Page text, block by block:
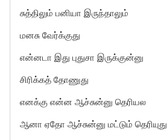
சுத்திலும் பனியா இருந்தாலும்
மனசு வேர்க்குது
என்னடா இது புதுசா இருக்குன்னு
சிரிக்கத் தோணுது
எனக்கு என்ன ஆச்சுன்னு தெரியல
ஆனா ஏதோ ஆச்சுன்னு மட்டும் தெரியுது